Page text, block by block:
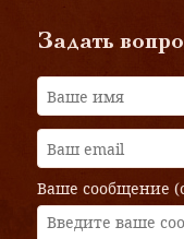
Задать
Ваше сообщение